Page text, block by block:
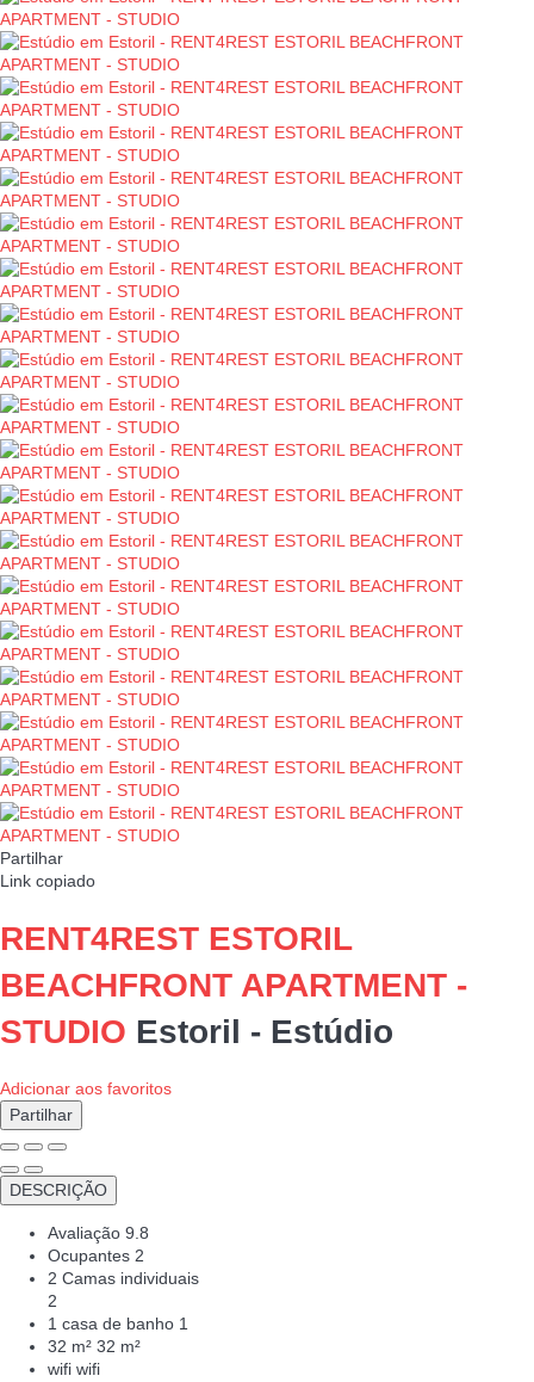
Partilhar
Link copiado
RENT4REST ESTORIL
BEACHFRONT APARTMENT -
STUDIO Estoril - Estúdio
Adicionar aos favoritos
Partilhar
DESCRIÇÃO
Avaliação 9.8
Ocupantes 2
2 Camas individuais
2
1 casa de banho 1
32 m² 32 m²
wifi wifi